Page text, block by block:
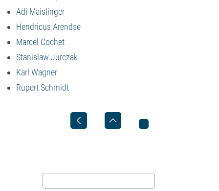
Adi Maislinger
Hendricus Arendse
Marcel Cochet
Stanislaw Jurczak
Karl Wagner
Rupert Schmidt